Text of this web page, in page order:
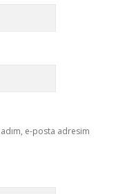
e-posta adresim